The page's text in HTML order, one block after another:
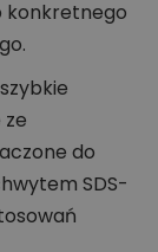
konkretnego
do
SDS-